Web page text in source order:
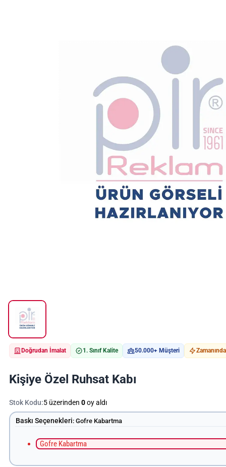
Doğrudan İmalat 1. Sınıf Kalite 50.000+ Müşteri
Kişiye Özel Ruhsat Kabı
Stok Kodu:5 üzerinden 0oy aldı
Baskı Seçenekleri:Gofre Kabartma
Gofre Kabartma